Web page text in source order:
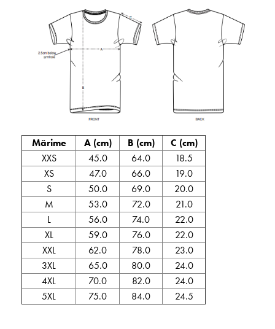
Mărime A (cm) B (cm)
C (cm)
XXS
45.0 64.0
18.5
XS
47.0 66.0
19.0
S
50.0 69.0
20.0
M
53.0 72.0
21.0
L
56.0 74.0
22.0
XL
59.0 76.0
22.0
XXL
62.0 78.0
23.0
3XL
65.0 80.0
24.0
4XL
70.0 82.0
24.0
5XL
75.0 84.0 24.5